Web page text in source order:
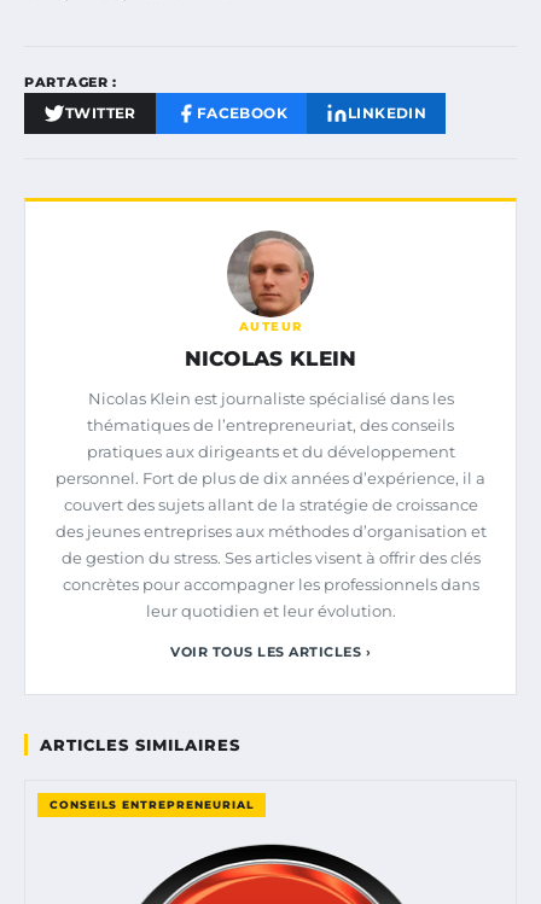
PARTAGER :
TWITTER FACEBOOK LINKEDIN
AUTEUR
NICOLAS KLEIN
Nicolas Klein est journaliste spécialisé dans les
thématiques de l’entrepreneuriat, des conseils
pratiques aux dirigeants et du développement
personnel. Fort de plus de dix années d’expérience, il a
couvert des sujets allant de la stratégie de croissance
des jeunes entreprises aux méthodes d’organisation et
de gestion du stress. Ses articles visent à offrir des clés
concrètes pour accompagner les professionnels dans
leur quotidien et leur évolution.
VOIR TOUS LES ARTICLES ›
ARTICLES SIMILAIRES
CONSEILS ENTREPRENEURIAL